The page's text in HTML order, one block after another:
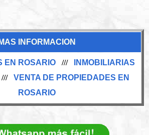
MAS INFORMACION
EN ROSARIO///
INMOBILIARIAS
VENTA DE PROPIEDADES EN
ROSARIO